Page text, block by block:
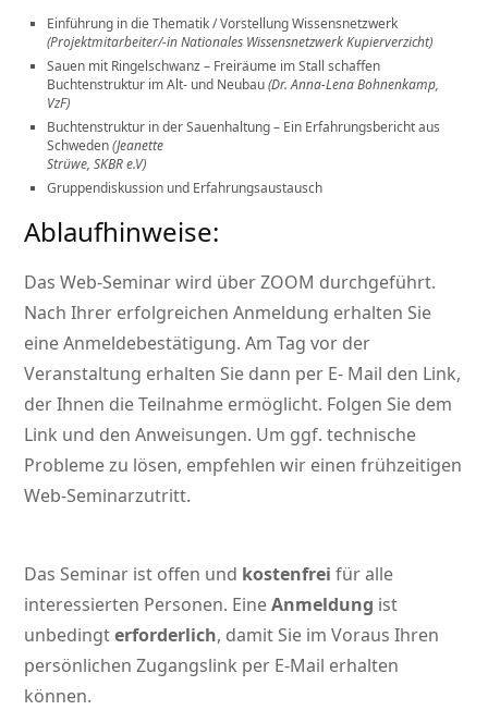
Einführung in die Thematik / Vorstellung Wissensnetzwerk
(Projektmitarbeiter/-in Nationales Wissensnetzwerk Kupierverzicht)
Sauen mit Ringelschwanz – Freiräume im Stall schaffen
Buchtenstruktur im Alt- und Neubau(Dr. Anna-Lena Bohnenkamp,
VzF)
Buchtenstruktur in der Sauenhaltung – Ein Erfahrungsbericht aus
Schweden(Jeanette
Strüwe, SKBR e.V)
Gruppendiskussion und Erfahrungsaustausch
Ablaufhinweise:
Das Web-Seminar wird über ZOOM durchgeführt.
Nach Ihrer erfolgreichen Anmeldung erhalten Sie
eine Anmeldebestätigung. Am Tag vor der
Veranstaltung erhalten Sie dann per E- Mail den Link,
der Ihnen die Teilnahme ermöglicht. Folgen Sie dem
Link und den Anweisungen. Um ggf. technische
Probleme zu lösen, empfehlen wir einen frühzeitigen
Web-Seminarzutritt.
Das Seminar ist offen und kostenfrei für alle
interessierten Personen. EineAnmeldung ist
unbedingterforderlich, damit Sie im Voraus Ihren
persönlichen Zugangslink per E-Mail erhalten
können.